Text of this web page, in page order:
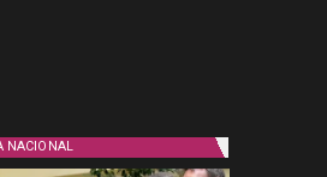
NACIONAL